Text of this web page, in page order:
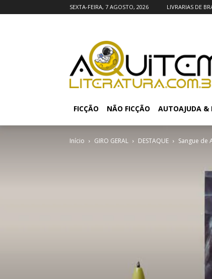
SEXTA-FEIRA, 7 AGOSTO, 2026 LIVRARIAS DE
FICÇÃO NÃO FICÇÃO AUTOAJUDA &
Início GIRO GERAL DESTAQUE Sangue de